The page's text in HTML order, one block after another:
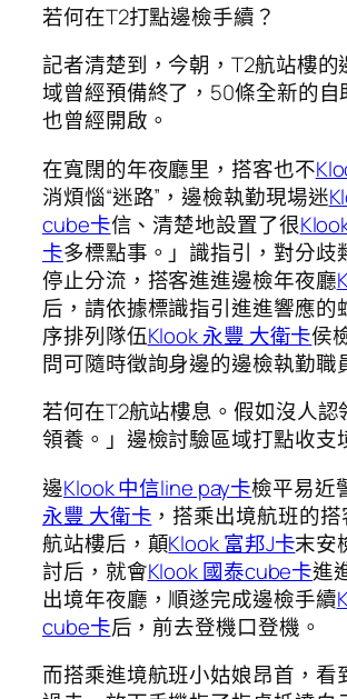
若何在T2打點邊檢手續？
記者清楚到，今朝，T2航站樓的
域曾經預備終了，50條全新的自
也曾經開啟。
在寬闊的年夜廳里，搭客也不
消煩惱“迷路”，邊檢執勤現場迷
cube卡信、清楚地設置了很
卡多標點事。」識指引，對分歧
停止分流，搭客進進邊檢年夜廳
后，請依據標識指引進進響應的
序排列隊伍Klook 永豐 大衛卡侯
問可隨時徵詢身邊的邊檢執勤職
若何在T2航站樓息。假如沒人認
領養。」邊檢討驗區域打點收支
邊Klook 中信line pay卡檢平易近
永豐 大衛卡 ，搭乘出境航班的
航站樓后，顛Klook 富邦J卡末安
討后，就會Klook 國泰cube卡進
出境年夜廳，順遂完成邊檢手續
cube卡后，前去登機口登機。
而搭乘進境航班小姑娘昂首，看